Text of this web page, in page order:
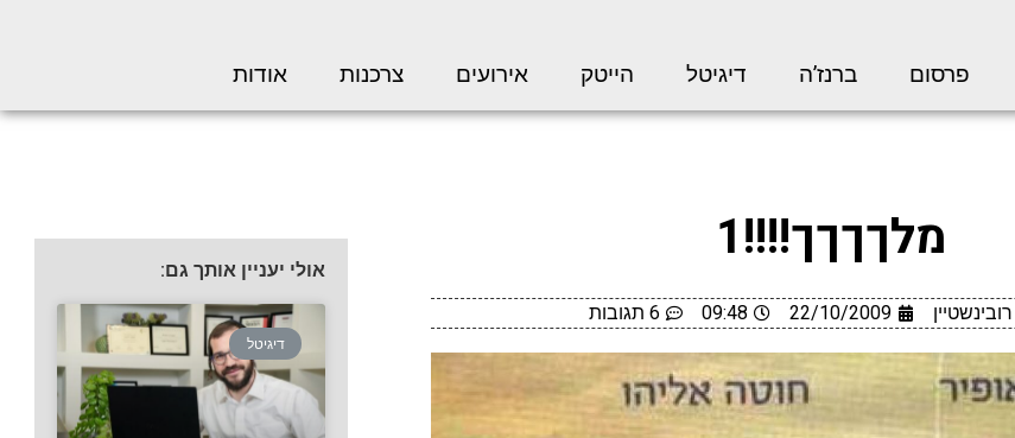
פרסום ברנז’ה דיגיטל הייטק אירועים צרכנות אודות
מלךךךך!!!!1
22/10/2009
09:48 6 תגובות
אולי יעניין אותך גם:
דיגיטל